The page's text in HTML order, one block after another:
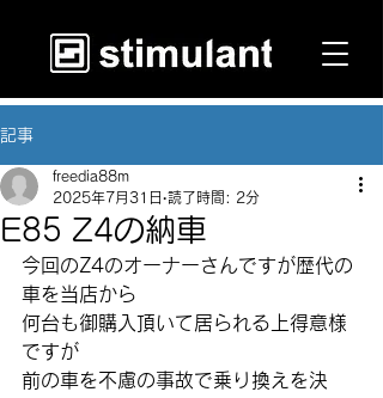
記事
E85 Z4の納車
freedia88m
2025年7月31日 読了時間: 2分
今回のZ4のオーナーさんですが歴代の
車を当店から
何台も御購入頂いて居られる上得意様
ですが
前の車を不慮の事故で乗り換えを決